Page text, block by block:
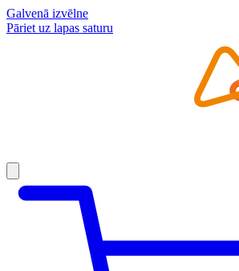
Galvenā izvēlne
Pāriet uz lapas saturu